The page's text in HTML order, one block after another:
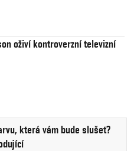
oživí kontroverzní televizní
která vám bude slušet?